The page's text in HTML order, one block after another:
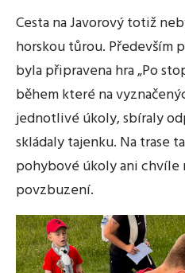
Cesta na Javorový totiž
horskou tůrou. Především
byla připravena hra „Po
během které na
jednotlivé úkoly, sbíraly
skládaly tajenku. Na trase
pohybové úkoly ani chvíle
povzbuzení.